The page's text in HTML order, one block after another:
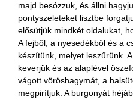
majd besózzuk, és állni
pontyszeleteket lisztbe
elősütjük mindkét oldalukat,
A fejből, a nyesedékből és a
készítünk, melyet leszűrünk.
keverjük és az alaplével
vágott vöröshagymát, a
megpirítjuk. A burgonyát